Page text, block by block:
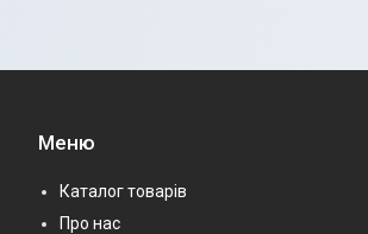
Меню
Каталог товарів
Про нас